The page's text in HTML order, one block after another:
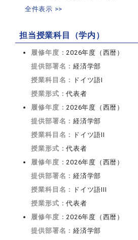
全件表示 >>
担当授業科目（学内）
履修年度：2026年度（西暦）
提供部署名：経済学部
授業科目名：
ドイツ語I
授業形式：代表者
履修年度：2026年度（西暦）
提供部署名：経済学部
授業科目名：
ドイツ語II
授業形式：代表者
履修年度：2026年度（西暦）
提供部署名：経済学部
授業科目名：
ドイツ語III
授業形式：代表者
履修年度：2026年度（西暦）
提供部署名：経済学部